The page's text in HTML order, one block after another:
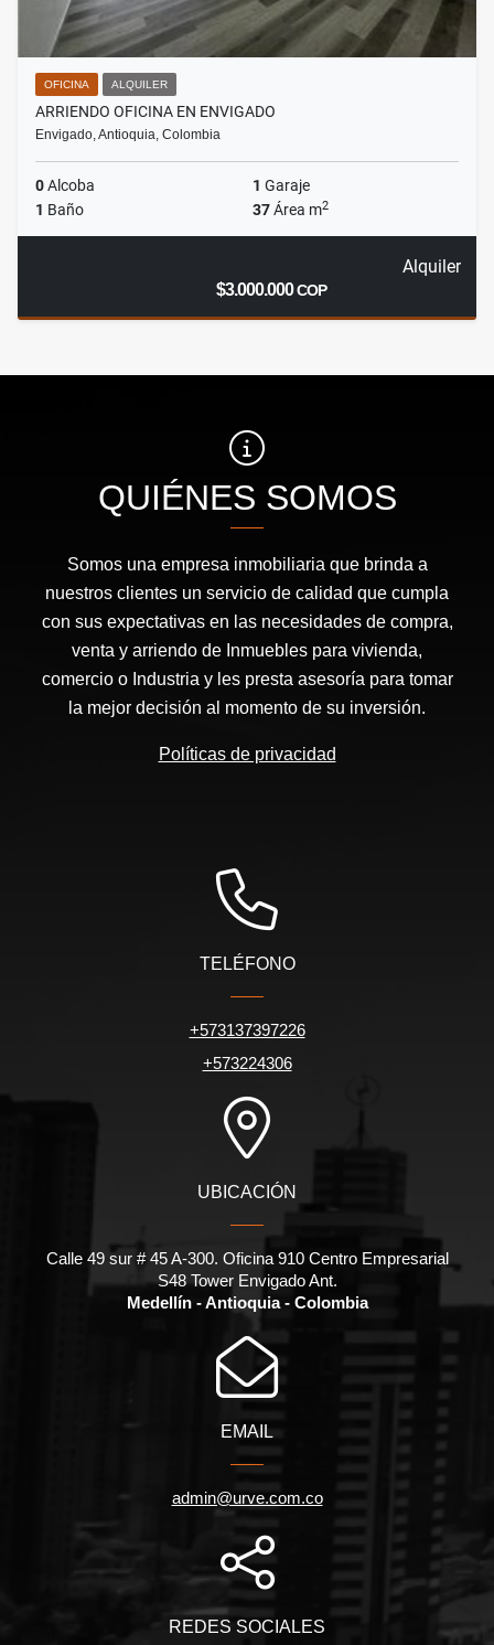
OFICINA ALQUILER
ARRIENDO OFICINA EN ENVIGADO
Envigado, Antioquia, Colombia
0Alcoba 1 Garaje
1 Baño 37Área m2
Alquiler
$3.000.000COP
QUIÉNES SOMOS
Somos una empresa inmobiliaria que brinda a
nuestros clientes un servicio de calidad que cumpla
con sus expectativas en las necesidades de compra,
venta y arriendo de Inmuebles para vivienda,
comercio o Industria y les presta asesoría para tomar
la mejor decisión al momento de su inversión.
Políticas de privacidad
TELÉFONO
+573137397226
+573224306
UBICACIÓN
Calle 49 sur # 45 A-300. Oficina 910 Centro Empresarial
S48 Tower Envigado Ant.
Medellín - Antioquia - Colombia
EMAIL
admin@urve.com.co
REDES SOCIALES